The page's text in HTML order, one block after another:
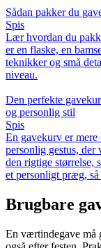
Sådan pakker du
Spis
Lær hvordan du
er en flaske, en
teknikker og små
niveau.
Den perfekte
og personlig stil
Spis
En gavekurv er
personlig gestus,
den rigtige størrelse,
et personligt præg,
Brugbare
En værtindegave må